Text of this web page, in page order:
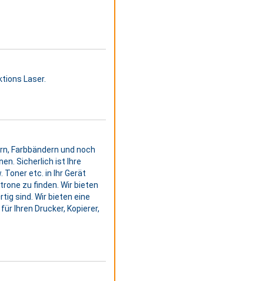
Laser.
Farbbändern und noch
Sicherlich ist Ihre
etc. in Ihr Gerät
zu finden. Wir bieten
sind. Wir bieten eine
Ihren Drucker, Kopierer,